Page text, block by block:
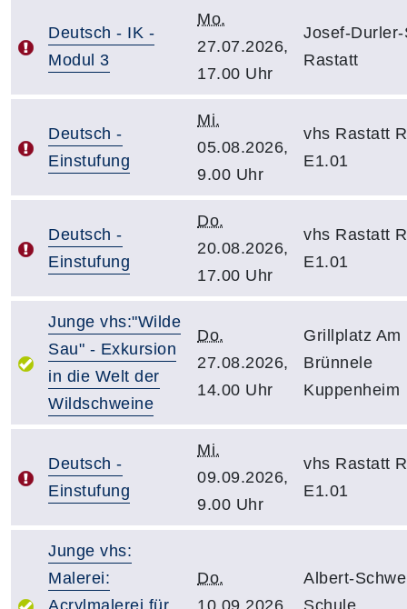
Deutsch - IK -
Modul 3
Mo.
27.07.2026,
17.00 Uhr
Josef-
Rastatt
Deutsch -
Einstufung
Mi.
05.08.2026,
9.00 Uhr
vhs Rastatt
E1.01
Deutsch -
Einstufung
Do.
20.08.2026,
17.00 Uhr
vhs Rastatt
E1.01
Junge vhs:"Wilde
Sau" - Exkursion
in die Welt der
Wildschweine
Do.
27.08.2026,
14.00 Uhr
Grillplatz Am
Brünnele
Kuppenheim
Deutsch -
Einstufung
Mi.
09.09.2026,
9.00 Uhr
vhs Rastatt
E1.01
Junge vhs:
Malerei:
Acrylmalerei für
Do.
10.09.2026,
Albert-
Schule